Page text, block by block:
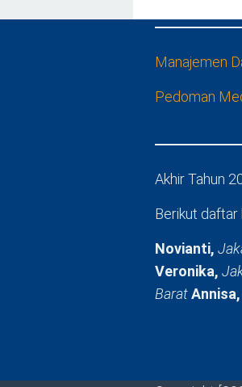
Manajemen
Pedoman
Akhir Tahun
Berikut daftar
Novianti,
Veronika,
BaratAnnisa,